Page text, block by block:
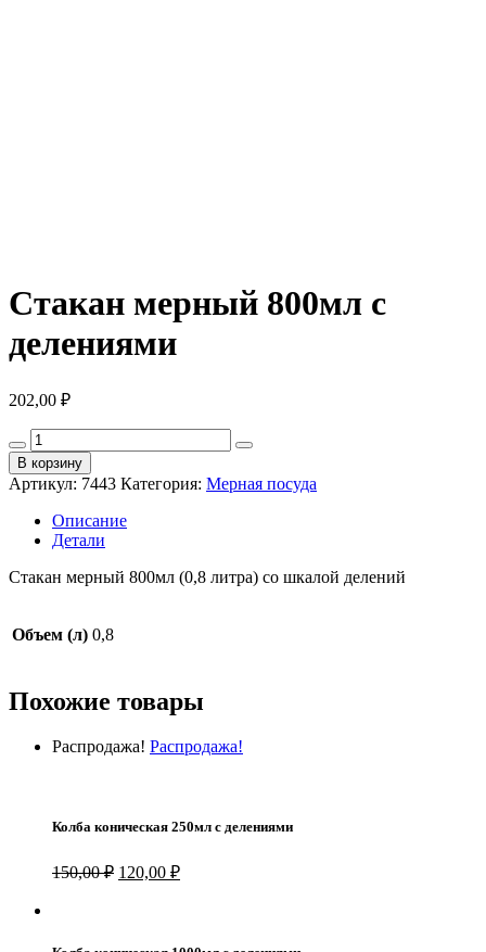
Стакан мерный 800мл с
делениями
202,00 ₽
Количество
товара
Стакан
мерный
800мл
с
делениями
В корзину
Артикул: 7443 Категория: Мерная посуда
Описание
Детали
Стакан мерный 800мл (0,8 литра) со шкалой делений
Объем (л) 0,8
Похожие товары
Распродажа! Распродажа!
Колба коническая 250мл с делениями
150,00₽ Первоначальная
120,00 ₽Текущая